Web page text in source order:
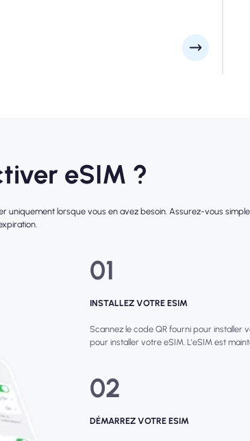
eSIM ?
uniquement lorsque vous en avez besoin. Assurez-vous
01
INSTALLEZ VOTRE ESIM
Scannez le code QR fourni pour installer
pour installer votre eSIM. L'eSIM est
02
DÉMARREZ VOTRE ESIM